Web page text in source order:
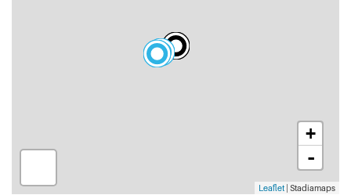
+
-
Leaflet | Stadiamaps